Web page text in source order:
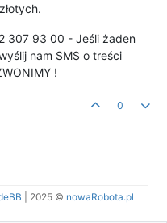
307 93 00 - Jeśli żaden
nam SMS o treści
!
0
2025 © nowaRobota.pl